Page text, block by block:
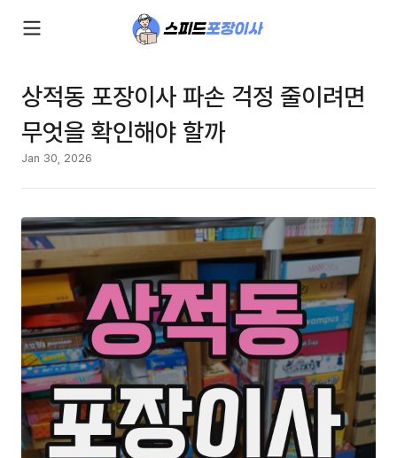
상적동 포장이사 파손 걱정 줄이려면
무엇을 확인해야 할까
Jan 30, 2026